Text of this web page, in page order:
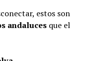
estos son
andalucesque el